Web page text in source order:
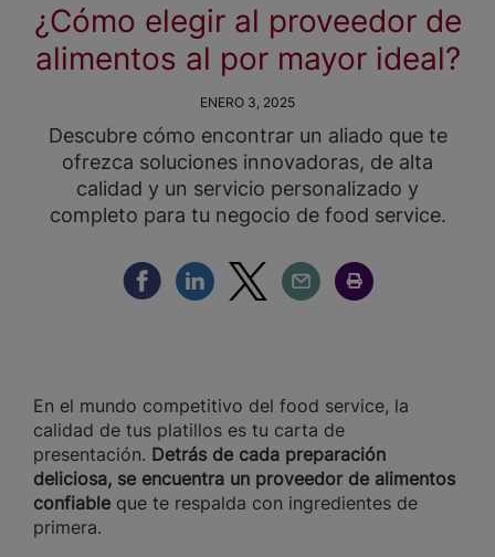
¿Cómo elegir al proveedor de
alimentos al por mayor ideal?
ENERO 3, 2025
Descubre cómo encontrar un aliado que te
ofrezca soluciones innovadoras, de alta
calidad y un servicio personalizado y
completo para tu negocio de food service.
Compartir Facebook
Compartir Linkedin
Compartir Twitter
Compartir Email
Compartir Imprimir
En el mundo competitivo del food service, la
calidad de tus platillos es tu carta de
presentación. Detrás de cada preparación
deliciosa, se encuentra un proveedor de alimentos
confiable que te respalda con ingredientes de
primera.